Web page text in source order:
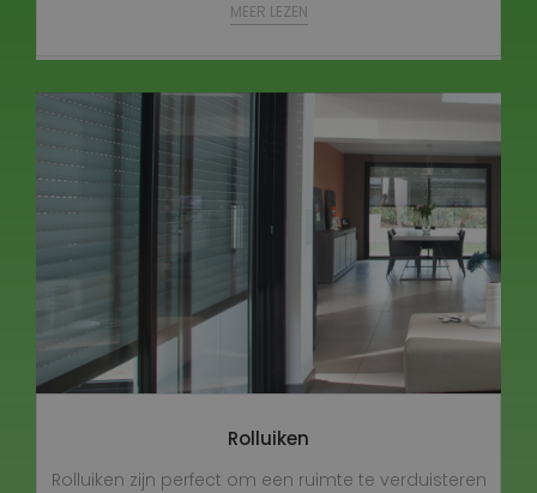
MEER LEZEN
Rolluiken
Rolluiken zijn perfect om een ruimte te verduisteren